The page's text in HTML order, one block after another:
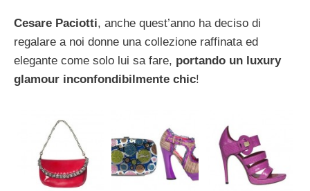
Cesare Paciotti, anche quest’anno ha deciso di
regalare a noi donne una collezione raffinata ed
elegante come solo lui sa fare, portando un luxury
glamour inconfondibilmente chic!